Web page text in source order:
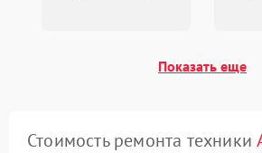
Показать еще
Стоимость ремонта техники